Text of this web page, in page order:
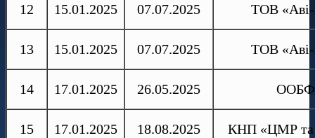
12 15.01.2025 07.07.2025 ТОВ «Аві-
13 15.01.2025 07.07.2025 ТОВ «Аві-
14 17.01.2025 26.05.2025
15 17.01.2025 18.08.2025 КНП «ЦМР та